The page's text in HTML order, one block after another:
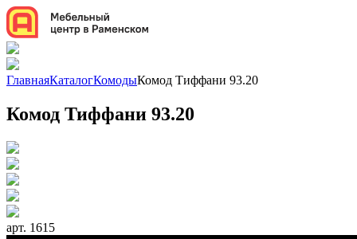
ГлавнаяКаталогКомодыКомод Тиффани 93.20
Комод Тиффани 93.20
арт. 1615